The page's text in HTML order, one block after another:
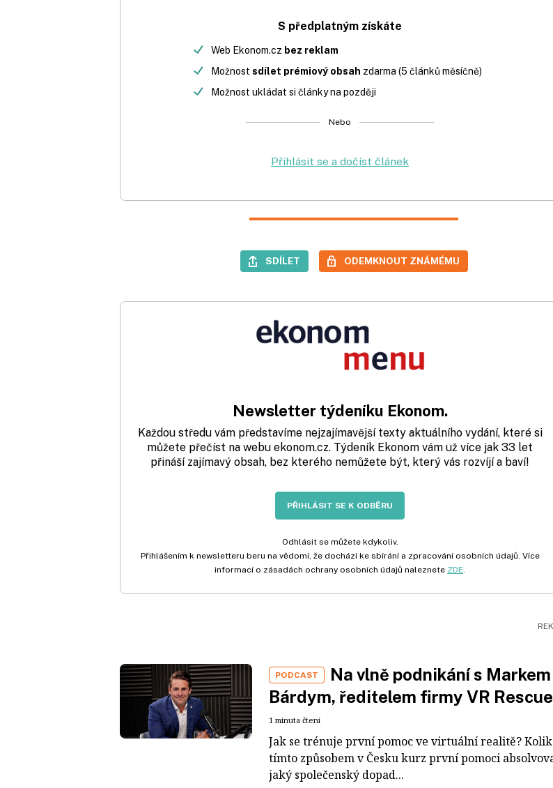
S předplatným získáte
Web Ekonom.cz bez reklam
Možnost sdílet prémiový obsah zdarma (5 článků měsíčně)
Možnost ukládat si články na později
Nebo
Přihlásit se a dočíst článek
SDÍLET ODEMKNOUT ZNÁMÉMU
Newsletter týdeníku Ekonom.
Každou středu vám představíme nejzajímavější texty aktuálního vydání, které si
můžete přečíst na webu ekonom.cz. Týdeník Ekonom vám už více jak 33 let
přináší zajímavý obsah, bez kterého nemůžete být, který vás rozvíjí a baví!
PŘIHLÁSIT SE K ODBĚRU
Odhlásit se můžete kdykoliv.
Přihlášením k newsletteru beru na vědomí, že dochází ke sbírání a zpracování osobních údajů. Více
informací o zásadách ochrany osobních údajů naleznete ZDE
PODCAST
Na vlně podnikání s Markem
Bárdym, ředitelem firmy VR Rescue
1 minuta čtení
Jak se trénuje první pomoc ve virtuální realitě?
tímto způsobem v Česku kurz první pomoci
jaký společenský dopad...